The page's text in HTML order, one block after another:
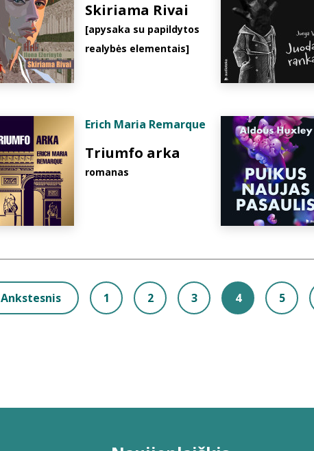
Skiriama Rivai
[apysaka su papildytos
realybės elementais]
Erich Maria Remarque
Triumfo arka
romanas
Ankstesnis 1 2 3 4 5